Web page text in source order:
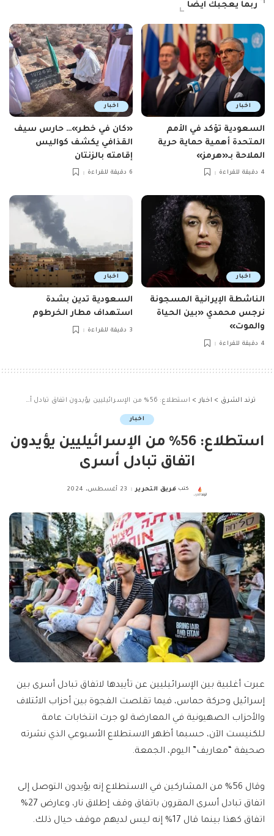
ربما يعجبك ايضاً
اخبار
السعودية تؤكد في الأمم
المتحدة أهمية حماية حرية
الملاحة بـ«هرمز»
4 دقيقة للقراءة
اخبار
«كان في خطر»… حارس سيف
القذافي يكشف كواليس
إقامته بالزنتان
6 دقيقة للقراءة
اخبار
الناشطة الإيرانية المسجونة
نرجس محمدي «بين الحياة
والموت»
4 دقيقة للقراءة
اخبار
السعودية تدين بشدة
استهداف مطار الخرطوم
3 دقيقة للقراءة
ترند الشرق > اخبار > استطلاع: 56% من الإسرائيليين يؤيدون اتفاق تبادل أسرى
اخبار
استطلاع: 56% من الإسرائيليين يؤيدون
اتفاق تبادل أسرى
Posted
كتب فريق التحرير 23 أغسطس، 2024
عبرت أغلبية بين الإسرائيليين عن تأييدها لاتفاق تبادل أسرى بين
إسرائيل وحركة حماس، فيما تقلصت الفجوة بين أحزاب الائتلاف
والأحزاب الصهيونية في المعارضة لو جرت انتخابات عامة
للكنيست الآن، حسبما أظهر الاستطلاع الأسبوعي الذي نشرته
صحيفة “معاريف” اليوم، الجمعة.
وقال 56% من المشاركين في الاستطلاع إنه يؤيدون التوصل إلى
اتفاق تبادل أسرى المقرون باتفاق وقف إطلاق نار، وعارض 27%
اتفاق كهذا بينما قال 17% إنه ليس لديهم موقف حيال ذلك.